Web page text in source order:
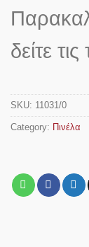
δείτε τις
SKU: 11031/0
Category: Πινέλα